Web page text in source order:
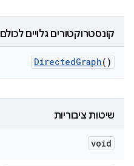
קונסטרוקטורים גלויים לכולם
DirectedGraph()
שיטות ציבוריות
void